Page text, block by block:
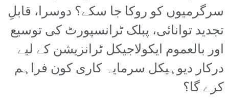
سرگرمیوں کو روکا جا سکے؟ دوسرا، قابلِ
تجدید توانائی، پبلک ٹرانسپورٹ کی توسیع
اور بالعموم ایکولاجیکل ٹرانزیشن کے لیے
درکار دیوہیکل سرمایہ کاری کون فراہم
کرے گا؟